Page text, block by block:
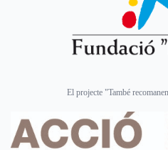
El projecte "També